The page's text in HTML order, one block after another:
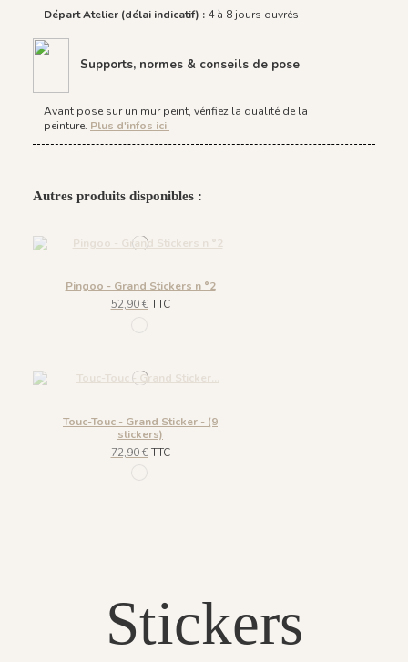
Départ Atelier (délai indicatif) : 4 à 8 jours ouvrés
Supports, normes & conseils de pose
Avant pose sur un mur peint, vérifiez la qualité de la
peinture. Plus d'infos ici
Autres produits disponibles :
Pingoo - Grand Stickers n °2
52,90 €TTC
Touc-Touc - Grand Sticker - (9
stickers)
72,90 €TTC
Stickers